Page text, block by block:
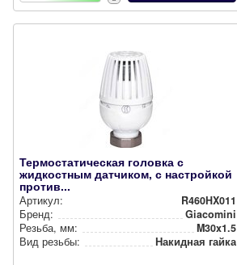
Термостатическая головка с
жидкостным датчиком, с настройкой
против...
Артикул:
R460HX011
Бренд:
Giacomini
Резьба, мм:
M30x1.5
Вид резьбы:
Накидная гайка